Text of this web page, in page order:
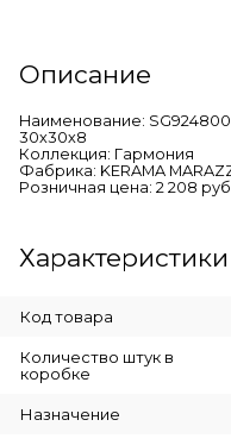
Описание
Наименование:
30х30х8
Коллекция: Гармония
Фабрика: KERAMA
Розничная цена: 2 208 руб.
Характеристики
Код товара
Количество штук в
коробке
Назначение